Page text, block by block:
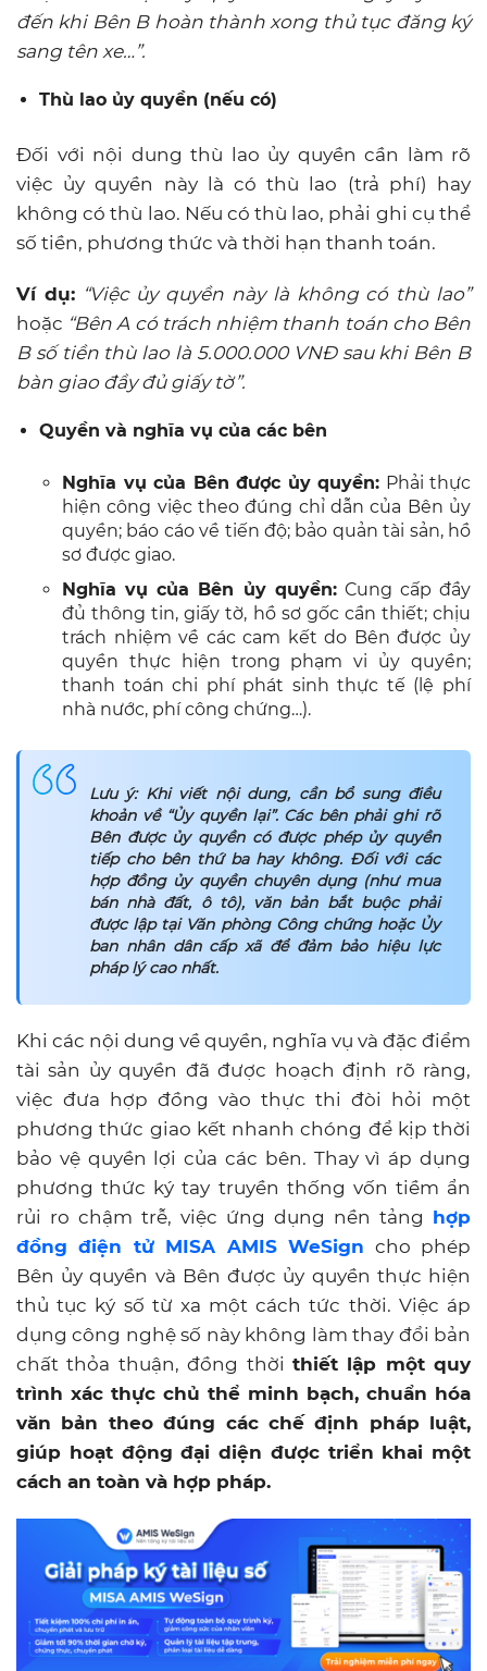
đến khi Bên B hoàn thành xong thủ tục đăng ký
sang tên xe…”.
Thù lao ủy quyền (nếu có)
Đối với nội dung thù lao ủy quyền cần làm rõ
việc ủy quyền này là có thù lao (trả phí) hay
không có thù lao. Nếu có thù lao, phải ghi cụ thể
số tiền, phương thức và thời hạn thanh toán.
Ví dụ: “Việc ủy quyền này là không có thù lao”
hoặc “Bên A có trách nhiệm thanh toán cho Bên
B số tiền thù lao là 5.000.000 VNĐ sau khi Bên B
bàn giao đầy đủ giấy tờ”.
Quyền và nghĩa vụ của các bên
Nghĩa vụ của Bên được ủy quyền: Phải thực
hiện công việc theo đúng chỉ dẫn của Bên ủy
quyền; báo cáo về tiến độ; bảo quản tài sản, hồ
sơ được giao.
Nghĩa vụ của Bên ủy quyền:Cung cấp đầy
đủ thông tin, giấy tờ, hồ sơ gốc cần thiết; chịu
trách nhiệm về các cam kết do Bên được ủy
quyền thực hiện trong phạm vi ủy quyền;
thanh toán chi phí phát sinh thực tế (lệ phí
nhà nước, phí công chứng…).
Lưu ý: Khi viết nội dung, cần bổ sung điều
khoản về “Ủy quyền lại”.Các bên phải ghi rõ
Bên được ủy quyền có được phép ủy quyền
tiếp cho bên thứ ba hay không. Đối với các
hợp đồng ủy quyền chuyên dụng (như mua
bán nhà đất, ô tô), văn bản bắt buộc phải
được lập tại Văn phòng Công chứng hoặc Ủy
ban nhân dân cấp xã để đảm bảo hiệu lực
pháp lý cao nhất.
Khi các nội dung về quyền, nghĩa vụ và đặc điểm
tài sản ủy quyền đã được hoạch định rõ ràng,
việc đưa hợp đồng vào thực thi đòi hỏi một
phương thức giao kết nhanh chóng để kịp thời
bảo vệ quyền lợi của các bên. Thay vì áp dụng
phương thức ký tay truyền thống vốn tiềm ẩn
rủi ro chậm trễ, việc ứng dụng nền tảng hợp
đồng điện tử MISA AMIS WeSign cho phép
Bên ủy quyền và Bên được ủy quyền thực hiện
thủ tục ký số từ xa một cách tức thời. Việc áp
dụng công nghệ số này không làm thay đổi bản
chất thỏa thuận, đồng thời thiết lập một quy
trình xác thực chủ thể minh bạch, chuẩn hóa
văn bản theo đúng các chế định pháp luật,
giúp hoạt động đại diện được triển khai một
cách an toàn và hợp pháp.